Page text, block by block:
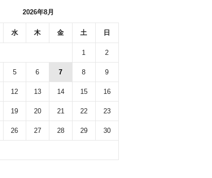
2026年8月
水 木 金 土 日
1 2
5 6 7 8 9
12 13 14 15 16
19 20 21 22 23
26 27 28 29 30